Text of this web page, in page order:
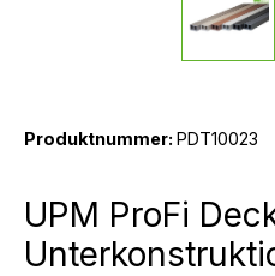
Produktnummer: PDT10023
UPM ProFi